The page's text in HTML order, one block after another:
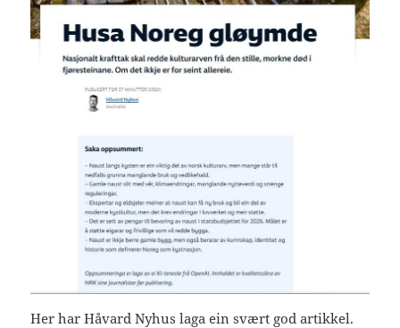
Her har Håvard Nyhus laga ein svært god artikkel.